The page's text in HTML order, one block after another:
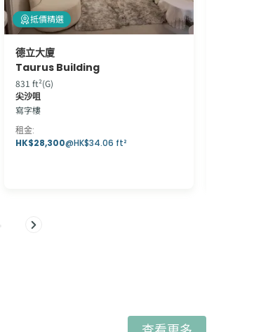
抵價精選
德立大廈
Taurus Building
831 ft²(G)
尖沙咀
寫字樓
租金:
HK$28,300@HK$34.06 ft²